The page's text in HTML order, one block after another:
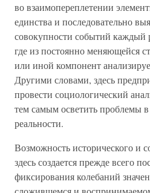
во взаимопереплетении
единства и последовательно
совокупности событий каждый
где из постоянно меняющейся
или иной компонент
Другими словами, здесь
провести социологический
тем самым осветить проблемы
реальности.
Возможность исторического и
здесь создается прежде всего
фиксирования колебаний